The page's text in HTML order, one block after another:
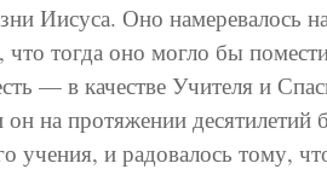
Иисуса. Оно намеревалось
тогда оно могло бы
— в качестве Учителя и
на протяжении десятилетий
учения, и радовалось тому,